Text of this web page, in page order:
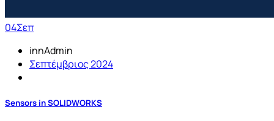
04Σεπ
innAdmin
Σεπτέμβριος 2024
Sensors in SOLIDWORKS